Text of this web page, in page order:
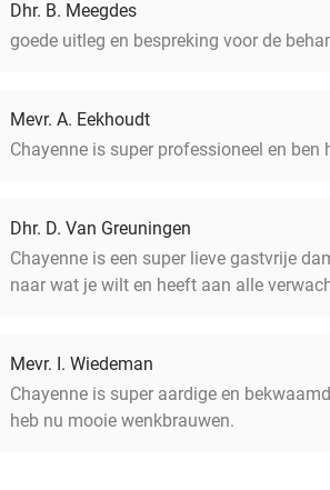
Dhr. B. Meegdes
goede uitleg en bespreking voor de
Mevr. A. Eekhoudt
Chayenne is super professioneel en ben
Dhr. D. Van Greuningen
Chayenne is een super lieve gastvrije
naar wat je wilt en heeft aan alle
Mevr. I. Wiedeman
Chayenne is super aardige en
heb nu mooie wenkbrauwen.